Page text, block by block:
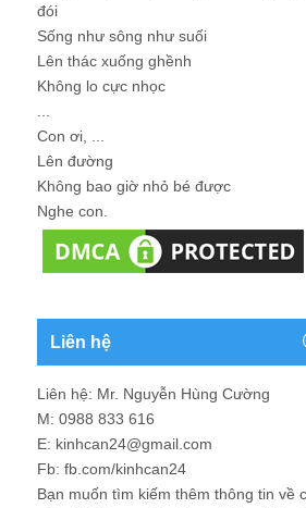
đói
Sống như sông như suối
Lên thác xuống ghềnh
Không lo cực nhọc
Con ơi, ...
Lên đường
Không bao giờ nhỏ bé được
Nghe con.
Liên hệ
Liên hệ: Mr. Nguyễn Hùng Cường
M: 0988 833 616
E: kinhcan24@gmail.com
Fb: fb.com/kinhcan24
Bạn muốn tìm kiếm thêm thông tin về